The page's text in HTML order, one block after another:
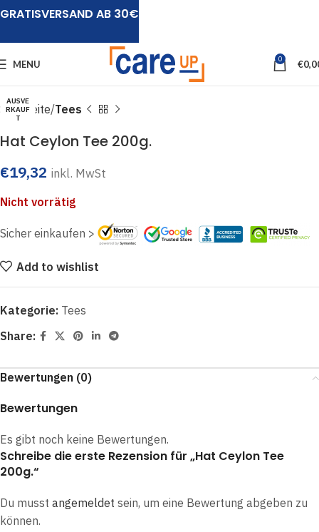
MENU 0 €
AUSVE
RKAUF
T
Click to enlarge
Startseite Tees
Hat Ceylon Tee 200g.
€19,32 inkl. MwSt
Nicht vorrätig
Sicher einkaufen >
Add to wishlist
Kategorie: Tees
Share:
Bewertungen (0)
Bewertungen
Es gibt noch keine Bewertungen.
Schreibe die erste Rezension für „Hat Ceylon Tee
200g.“
Du musst angemeldet sein, um eine Bewertung abgeben zu
können.
GRATISVERSAND AB 30€